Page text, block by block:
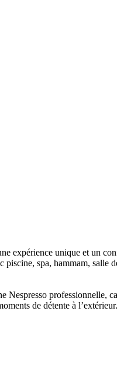
expérience unique et un
spa, hammam, salle
Nespresso professionnelle,
de détente à l’extérieur.